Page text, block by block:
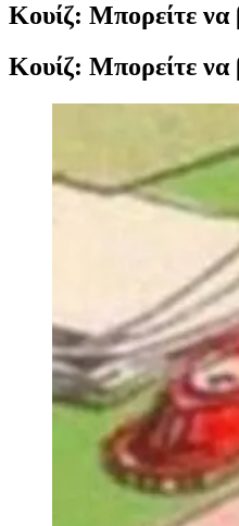
Κουίζ: Mπορείτε να
Κουίζ: Mπορείτε να